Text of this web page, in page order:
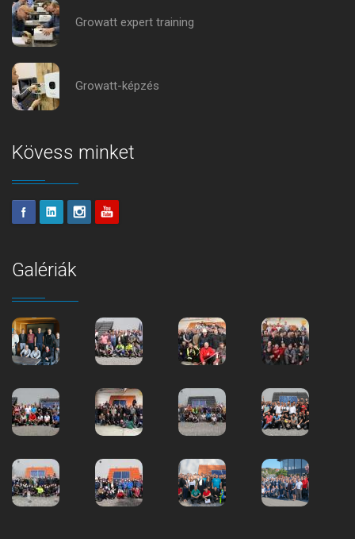
Growatt expert training
Growatt-képzés
Kövess minket
Galériák